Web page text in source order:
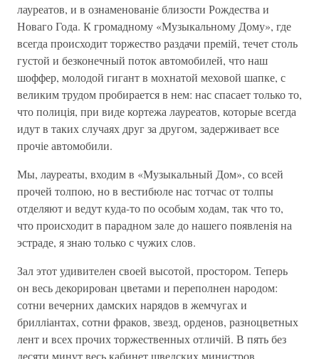
лауреатов, и в ознаменованіе близости Рождества и
Новаго Года. К громадному «Музыкальному Дому», где
всегда происходит торжество раздачи премій, течет столь
густой и безконечный поток автомобилей, что наш
шоффер, молодой гигант в мохнатой меховой шапке, с
великим трудом пробирается в нем: нас спасает только то,
что полиція, при виде кортежа лауреатов, которые всегда
идут в таких случаях друг за другом, задерживает все
прочіе автомобили.
Мы, лауреаты, входим в «Музыкальный Дом», со всей
прочей толпою, но в вестибюле нас тотчас от толпы
отделяют и ведут куда-то по особым ходам, так что то,
что происходит в парадном зале до нашего появленія на
эстраде, я знаю только с чужих слов.
Зал этот удивителен своей высотой, простором. Теперь
он весь декорирован цветами и переполнен народом:
сотни вечерних дамских нарядов в жемчугах и
брилліантах, сотни фраков, звезд, орденов, разноцветных
лент и всех прочих торжественных отличій. В пять без
десяти минут весь кабинет шведских министров,